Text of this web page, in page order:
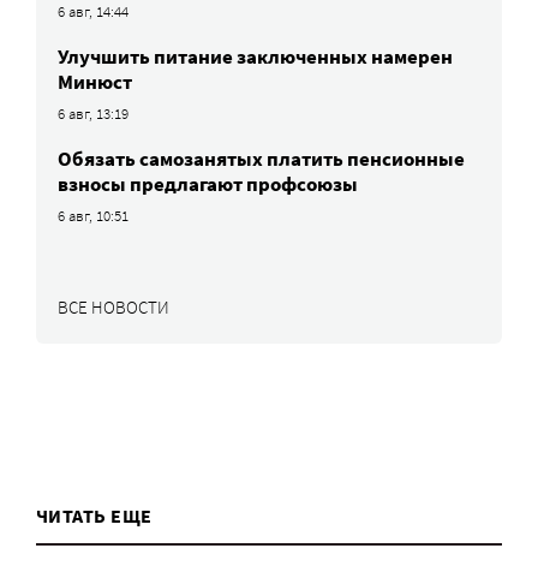
6 авг, 14:44
Улучшить питание заключенных намерен
Минюст
6 авг, 13:19
Обязать самозанятых платить пенсионные
взносы предлагают профсоюзы
6 авг, 10:51
ВСЕ НОВОСТИ
ЧИТАТЬ ЕЩЕ